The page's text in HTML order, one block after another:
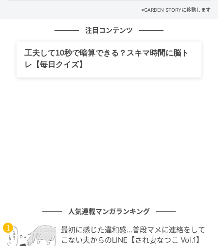
も“足す”ほうに向かいがちです。でもじつは、それと同
じくらい、「切りどき」「抜きどき」を見極めること
が大事な季節。
※GARDEN STORYに移動します
注目コンテンツ
工夫して10秒で暗算できる？スキマ時間に脳ト
レ【毎日クイズ】
人気連載マンガランキング
最初に感じた違和感…普段マメに連絡をして
こない夫からのLINE【され妻なつこ Vol.1】